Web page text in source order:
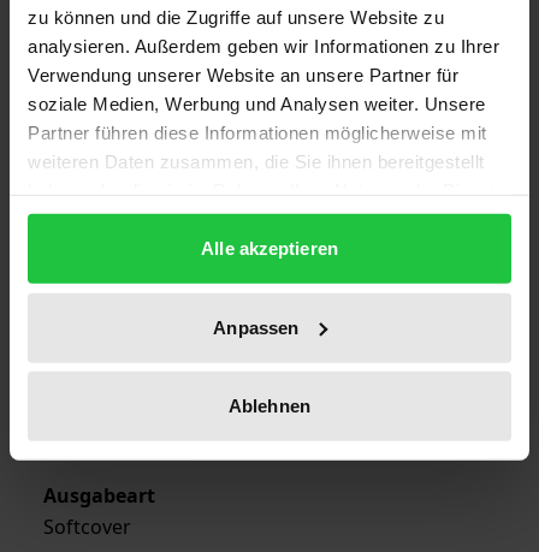
zu können und die Zugriffe auf unsere Website zu
analysieren. Außerdem geben wir Informationen zu Ihrer
Verwendung unserer Website an unsere Partner für
soziale Medien, Werbung und Analysen weiter. Unsere
Partner führen diese Informationen möglicherweise mit
weiteren Daten zusammen, die Sie ihnen bereitgestellt
gesammelt haben.
Alle akzeptieren
Anpassen
Ablehnen
ISBN
978-3-7890-2332-3
Untertitel
Neue Technologien, Rüstungsdynamik und
Stabilität
Nomos
Ausgabeart
Softcover